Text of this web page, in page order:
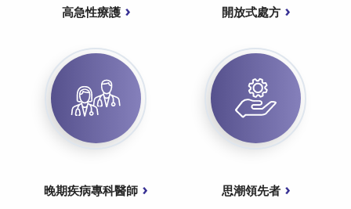
高急性療護 開放式處方
晚期疾病專科醫師 思潮領先者